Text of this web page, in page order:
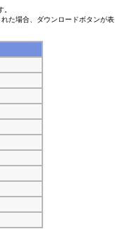
た場合、ダウンロードボタンが表